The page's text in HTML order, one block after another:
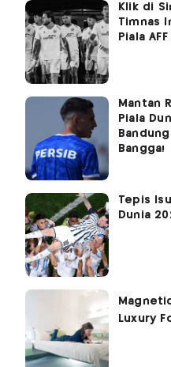
Klik di
Timnas
Piala
Mantan
Piala
Bangga!
Tepis
Dunia